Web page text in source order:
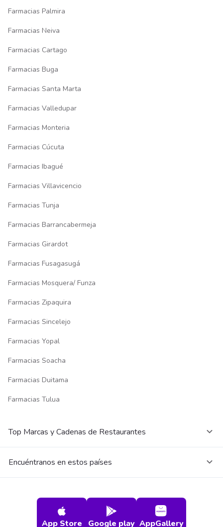
Farmacias Palmira
Farmacias Neiva
Farmacias Cartago
Farmacias Buga
Farmacias Santa Marta
Farmacias Valledupar
Farmacias Monteria
Farmacias Cúcuta
Farmacias Ibagué
Farmacias Villavicencio
Farmacias Tunja
Farmacias Barrancabermeja
Farmacias Girardot
Farmacias Fusagasugá
Farmacias Mosquera/ Funza
Farmacias Zipaquira
Farmacias Sincelejo
Farmacias Yopal
Farmacias Soacha
Farmacias Duitama
Farmacias Tulua
Top Marcas y Cadenas de Restaurantes
Encuéntranos en estos países
App Store Google play AppGallery